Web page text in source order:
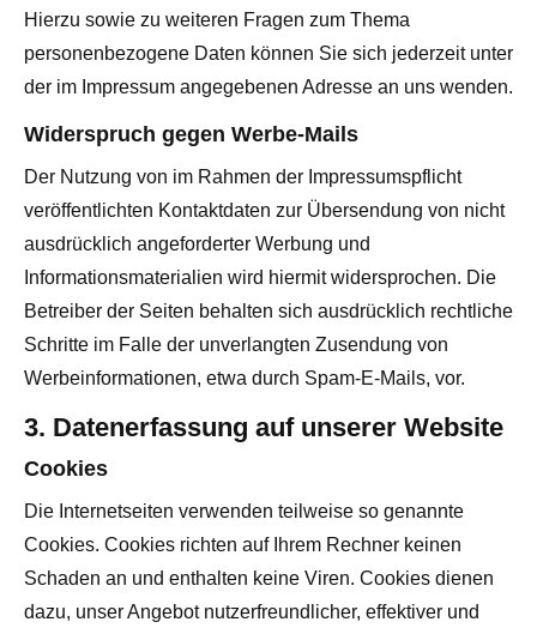
Hierzu sowie zu weiteren Fragen zum Thema
personenbezogene Daten können Sie sich jederzeit unter
der im Impressum angegebenen Adresse an uns wenden.
Widerspruch gegen Werbe-Mails
Der Nutzung von im Rahmen der Impressumspflicht
veröffentlichten Kontaktdaten zur Übersendung von nicht
ausdrücklich angeforderter Werbung und
Informationsmaterialien wird hiermit widersprochen. Die
Betreiber der Seiten behalten sich ausdrücklich rechtliche
Schritte im Falle der unverlangten Zusendung von
Werbeinformationen, etwa durch Spam-E-Mails, vor.
3. Datenerfassung auf unserer Website
Cookies
Die Internetseiten verwenden teilweise so genannte
Cookies. Cookies richten auf Ihrem Rechner keinen
Schaden an und enthalten keine Viren. Cookies dienen
dazu, unser Angebot nutzerfreundlicher, effektiver und